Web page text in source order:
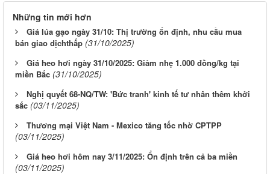
Những tin mới hơn
Giá lúa gạo ngày 31/10: Thị trường ổn định, nhu cầu mua
bán giao dịchthấp (31/10/2025)
Giá heo hơi ngày 31/10/2025: Giảm nhẹ 1.000 đồng/kg tại
miền Bắc (31/10/2025)
Nghị quyết 68-NQ/TW: 'Bức tranh' kinh tế tư nhân thêm khởi
sắc (03/11/2025)
Thương mại Việt Nam - Mexico tăng tốc nhờ CPTPP
(03/11/2025)
Giá heo hơi hôm nay 3/11/2025: Ổn định trên cả ba miền
(03/11/2025)